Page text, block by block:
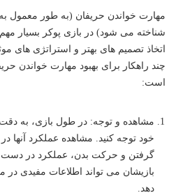
مهارت خواندن حریفان (به طور معمول به
شناخته می شود) در بازی پوکر بسیار
اتخاذ تصمیم های بهتر و استراتژی های
چند راهکار برای بهبود مهارت خواندن
است:
مشاهده و توجه: در طول بازی، به
خود توجه کنید. مشاهده عملکرد آنها
گرفتن و حرکت بدن، عملکرد در دست
بازیشان می تواند اطلاعات مفیدی در
دهد.